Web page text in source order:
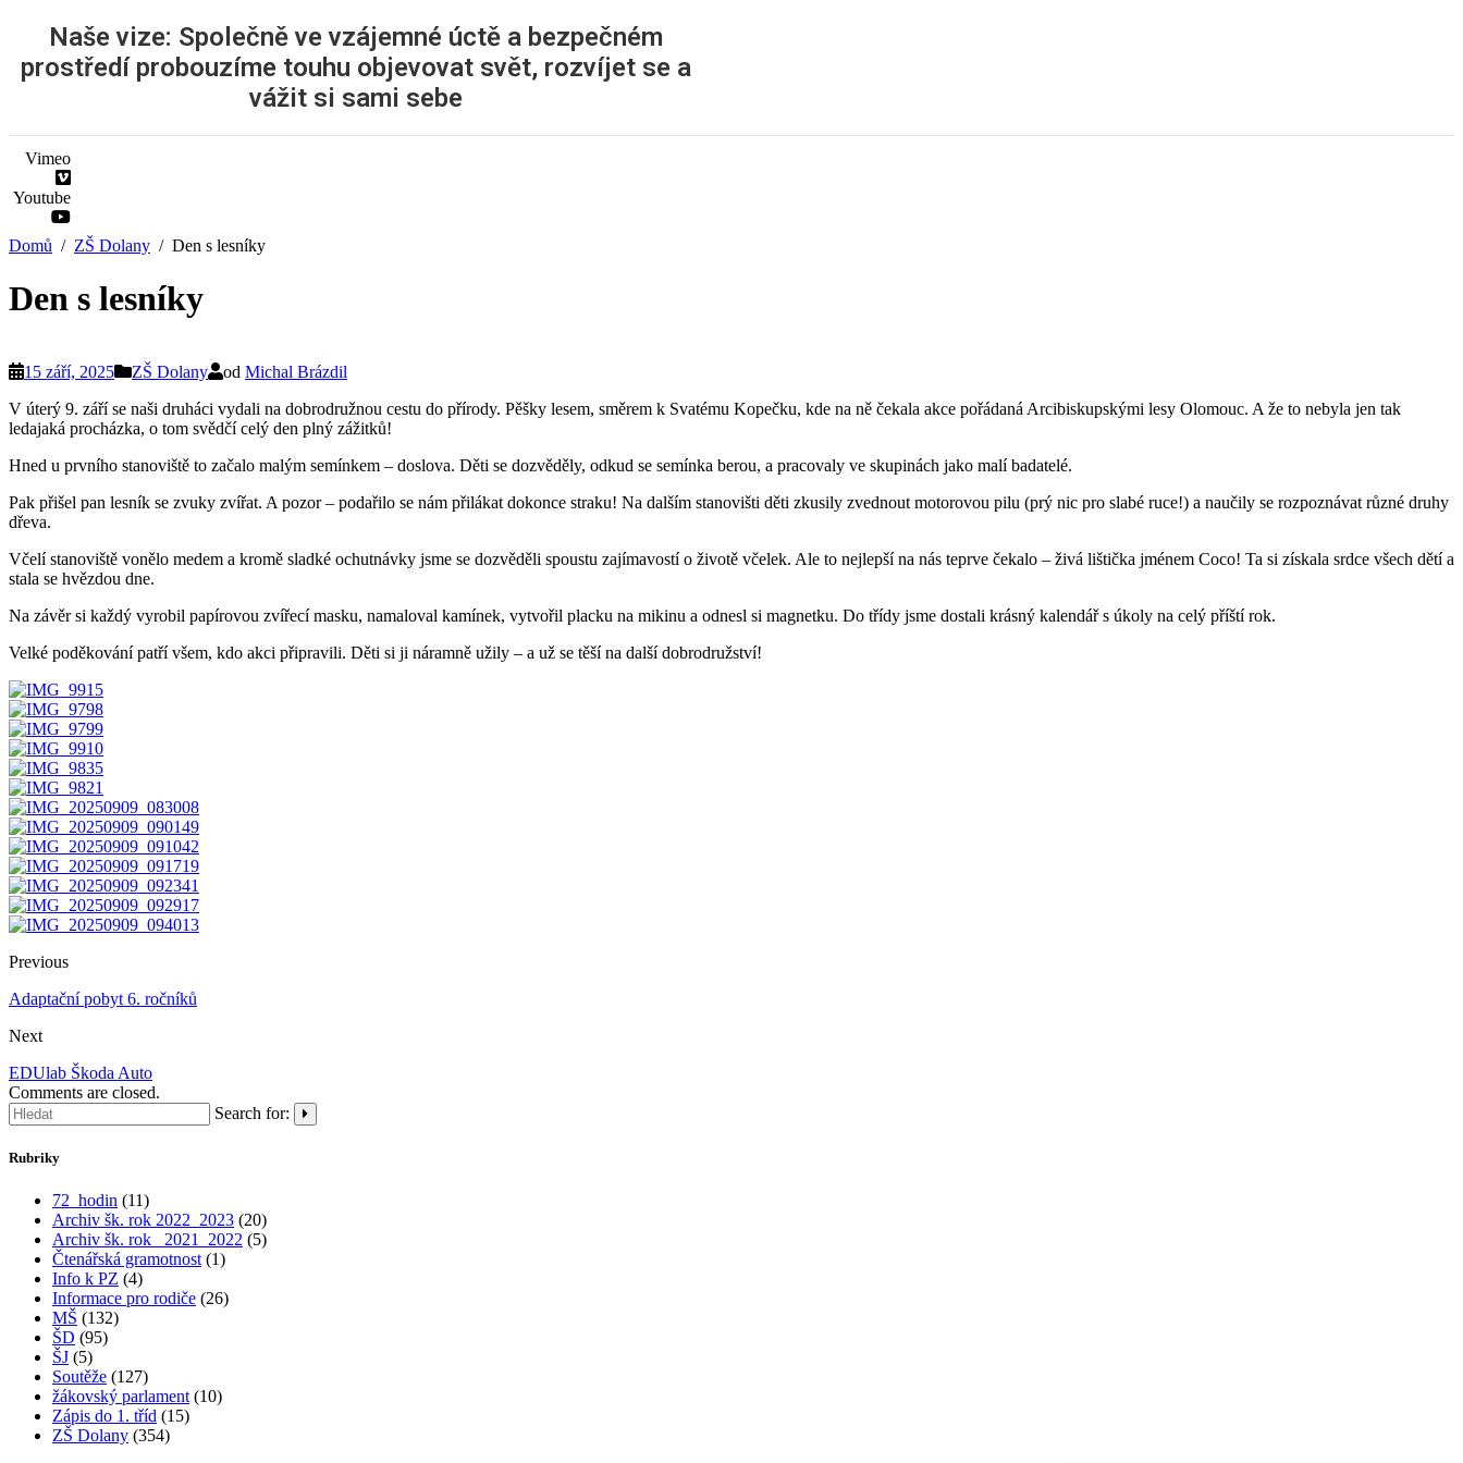
Naše vize: Společně ve vzájemné úctě a bezpečném
prostředí probouzíme touhu objevovat svět, rozvíjet se a
vážit si sami sebe
Vimeo
Youtube
Domů ZŠ Dolany Den s lesníky
Den s lesníky
15 září, 2025 ZŠ Dolany od Michal Brázdil
V úterý 9. září se naši druháci vydali na dobrodružnou cestu do přírody. Pěšky lesem, směrem k Svatému Kopečku, kde na ně čekala akce pořádaná Arcibiskupskými lesy Olomouc. A že to nebyla jen tak
ledajaká procházka, o tom svědčí celý den plný zážitků!
Hned u prvního stanoviště to začalo malým semínkem – doslova. Děti se dozvěděly, odkud se semínka berou, a pracovaly ve skupinách jako malí badatelé.
Pak přišel pan lesník se zvuky zvířat. A pozor – podařilo se nám přilákat dokonce straku! Na dalším stanovišti děti zkusily zvednout motorovou pilu (prý nic pro slabé ruce!) a naučily se rozpoznávat různé druhy
dřeva.
Včelí stanoviště vonělo medem a kromě sladké ochutnávky jsme se dozvěděli spoustu zajímavostí o životě včelek. Ale to nejlepší na nás teprve čekalo – živá lištička jménem Coco! Ta si získala srdce všech dětí a
stala se hvězdou dne.
Na závěr si každý vyrobil papírovou zvířecí masku, namaloval kamínek, vytvořil placku na mikinu a odnesl si magnetku. Do třídy jsme dostali krásný kalendář s úkoly na celý příští rok.
Velké poděkování patří všem, kdo akci připravili. Děti si ji náramně užily – a už se těší na další dobrodružství!
Previous
Adaptační pobyt 6. ročníků
Next
EDUlab Škoda Auto
Comments are closed.
Search for:
Rubriky
72_hodin (11)
Archiv šk. rok 2022_2023 (20)
Archiv šk. rok_ 2021_2022 (5)
Čtenářská gramotnost (1)
Info k PZ (4)
Informace pro rodiče (26)
MŠ (132)
ŠD (95)
ŠJ (5)
Soutěže (127)
žákovský parlament (10)
Zápis do 1. tříd (15)
ZŠ Dolany (354)